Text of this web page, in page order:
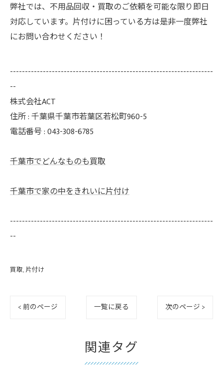
弊社では、不用品回収・買取のご依頼を可能な限り即日
対応しています。片付けに困っている方は是非一度弊社
にお問い合わせください！
--------------------------------------------------------------------
--
株式会社ACT
住所 : 千葉県千葉市若葉区若松町960-5
電話番号 : 043-308-6785
千葉市でどんなものも買取
千葉市で家の中をきれいに片付け
--------------------------------------------------------------------
--
買取 片付け
< 前のページ 一覧に戻る 次のページ >
関連タグ